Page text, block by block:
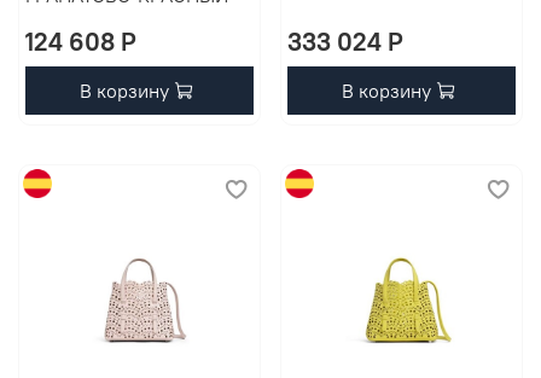
124 608 P
В корзину
333 024 P
В корзину